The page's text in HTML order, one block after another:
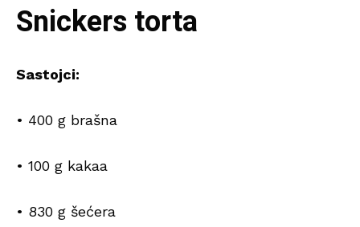
Snickers torta
Sastojci:
• 400 g brašna
• 100 g kakaa
• 830 g šećera